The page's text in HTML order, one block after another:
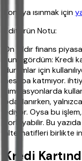
Konuya ısınmak için
Editörün Notu:
On yıldır finans
şunu gördüm: Kredi
durumlar için
hesaba katmıyor.
simülasyonlarda
odaklanırken,
ediyor. Oysa bu
zorlayabilir. Bu
alternatifleri birlikte
Kredi